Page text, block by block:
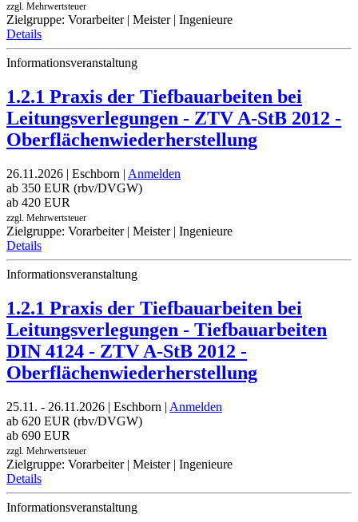
zzgl. Mehrwertsteuer
Zielgruppe: Vorarbeiter | Meister | Ingenieure
Details
Informationsveranstaltung
1.2.1 Praxis der Tiefbauarbeiten bei
Leitungsverlegungen - ZTV A-StB 2012 -
Oberflächenwiederherstellung
26.11.2026 | Eschborn | Anmelden
ab 350 EUR (rbv/DVGW)
ab 420 EUR
zzgl. Mehrwertsteuer
Zielgruppe: Vorarbeiter | Meister | Ingenieure
Details
Informationsveranstaltung
1.2.1 Praxis der Tiefbauarbeiten bei
Leitungsverlegungen - Tiefbauarbeiten
DIN 4124 - ZTV A-StB 2012 -
Oberflächenwiederherstellung
25.11. - 26.11.2026 | Eschborn | Anmelden
ab 620 EUR (rbv/DVGW)
ab 690 EUR
zzgl. Mehrwertsteuer
Zielgruppe: Vorarbeiter | Meister | Ingenieure
Details
Informationsveranstaltung